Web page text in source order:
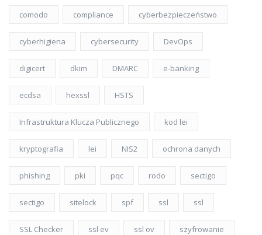
comodo compliance cyberbezpieczeństwo
cyberhigiena cybersecurity DevOps
digicert dkim DMARC e-banking
ecdsa hexssl HSTS
Infrastruktura Klucza Publicznego kod lei
kryptografia lei NIS2 ochrona danych
phishing pki pqc rodo sectigo
sectigo sitelock spf ssl ssl
SSL Checker ssl ev ssl ov szyfrowanie